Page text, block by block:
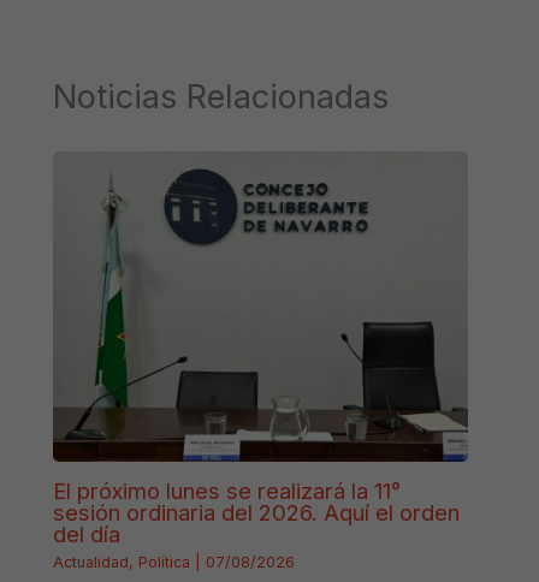
Noticias Relacionadas
El próximo lunes se realizará la 11°
sesión ordinaria del 2026. Aquí el orden
del día
Actualidad, Política 07/08/2026